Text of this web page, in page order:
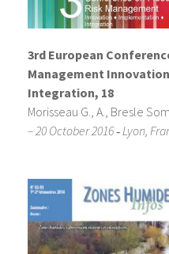
3rd European
Management
Integration, 18
Morisseau G., A., Bresle
– 20 October 2016 ‐ Lyon,